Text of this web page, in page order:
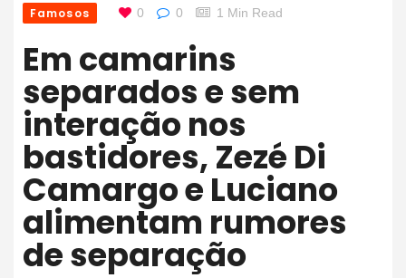
Famosos 0 0 1 Min Read
Em camarins
separados e sem
interação nos
bastidores, Zezé Di
Camargo e Luciano
alimentam rumores
de separação